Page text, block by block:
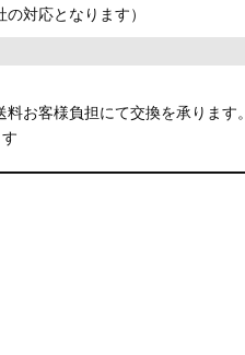
対応となります）
お客様負担にて交換を承ります。